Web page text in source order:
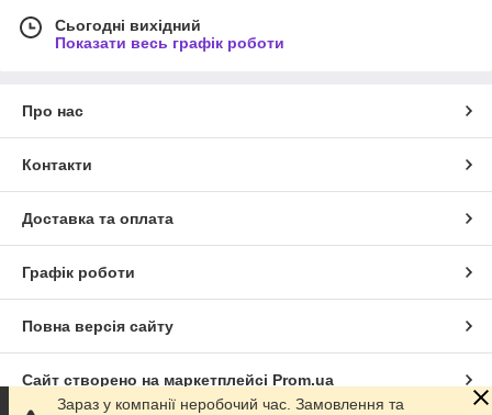
Сьогодні вихідний
Показати весь графік роботи
Про нас
Контакти
Доставка та оплата
Графік роботи
Повна версія сайту
Сайт створено на маркетплейсі Prom.ua
Зараз у компанії неробочий час. Замовлення та